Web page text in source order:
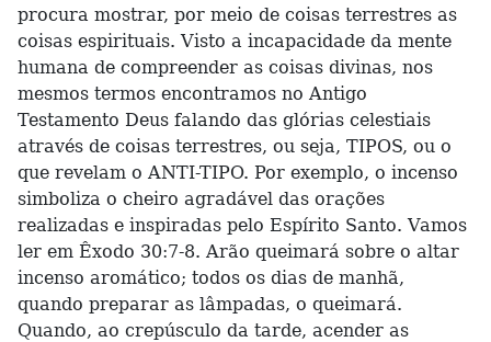
procura mostrar, por meio de coisas terrestres as
coisas espirituais. Visto a incapacidade da mente
humana de compreender as coisas divinas, nos
mesmos termos encontramos no Antigo
Testamento Deus falando das glórias celestiais
através de coisas terrestres, ou seja, TIPOS, ou o
que revelam o ANTI-TIPO. Por exemplo, o incenso
simboliza o cheiro agradável das orações
realizadas e inspiradas pelo Espírito Santo. Vamos
ler em Êxodo 30:7-8. Arão queimará sobre o altar
incenso aromático; todos os dias de manhã,
quando preparar as lâmpadas, o queimará.
Quando, ao crepúsculo da tarde, acender as